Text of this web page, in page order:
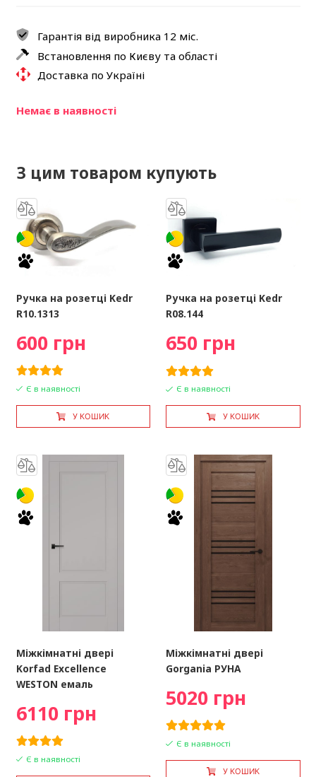
Гарантія від виробника 12 міс.
Встановлення по Києву та області
Доставка по Україні
Немає в наявності
З цим товаром купують
Ручка на розетці Kedr
R10.1313
600 грн
Є в наявності
У КОШИК
Ручка на розетці Kedr
R08.144
650 грн
Є в наявності
У КОШИК
Міжкімнатні двері
Korfad Excellence
WESTON емаль
6110 грн
Є в наявності
Міжкімнатні двері
Gorgania РУНА
5020 грн
Є в наявності
У КОШИК